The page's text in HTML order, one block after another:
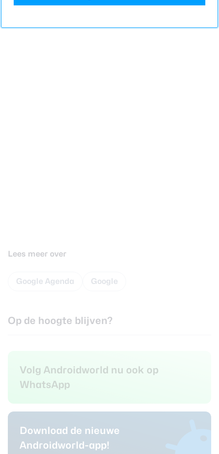
Lees meer over
Google Agenda Google
Op de hoogte blijven?
Volg Androidworld nu ook op
WhatsApp
Download de nieuwe
Androidworld-app!